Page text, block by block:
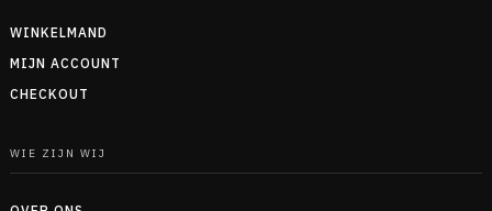
WINKELMAND
MIJN ACCOUNT
CHECKOUT
WIE ZIJN WIJ